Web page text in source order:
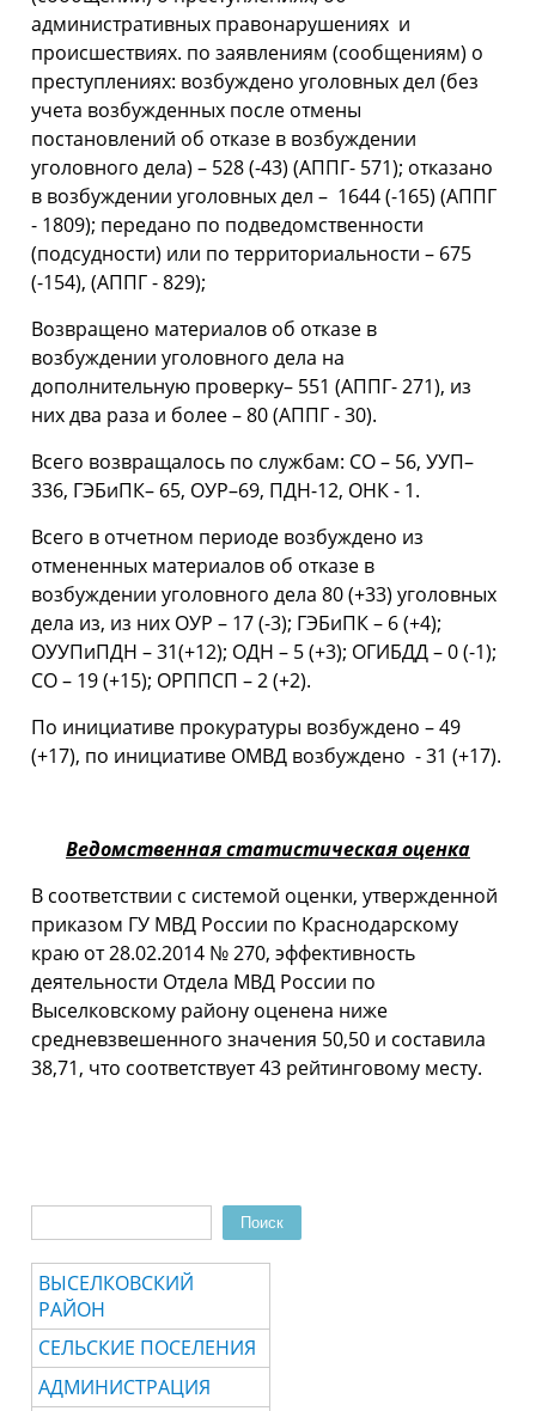
административных правонарушениях и
происшествиях. по заявлениям (сообщениям) о
преступлениях: возбуждено уголовных дел (без
учета возбужденных после отмены
постановлений об отказе в возбуждении
уголовного дела) – 528 (-43) (АППГ- 571); отказано
в возбуждении уголовных дел – 1644 (-165) (АППГ
- 1809); передано по подведомственности
(подсудности) или по территориальности – 675
(-154), (АППГ - 829);
Возвращено материалов об отказе в
возбуждении уголовного дела на
дополнительную проверку– 551 (АППГ- 271), из
них два раза и более – 80 (АППГ - 30).
Всего возвращалось по службам: СО – 56, УУП–
336, ГЭБиПК– 65, ОУР–69, ПДН-12, ОНК - 1.
Всего в отчетном периоде возбуждено из
отмененных материалов об отказе в
возбуждении уголовного дела 80 (+33) уголовных
дела из, из них ОУР – 17 (-3); ГЭБиПК – 6 (+4);
ОУУПиПДН – 31(+12); ОДН – 5 (+3); ОГИБДД – 0 (-1);
СО – 19 (+15); ОРППСП – 2 (+2).
По инициативе прокуратуры возбуждено – 49
(+17), по инициативе ОМВД возбуждено - 31 (+17).
Ведомственная статистическая оценка
В соответствии с системой оценки, утвержденной
приказом ГУ МВД России по Краснодарскому
краю от 28.02.2014 № 270, эффективность
деятельности Отдела МВД России по
Выселковскому району оценена ниже
средневзвешенного значения 50,50 и составила
38,71, что соответствует 43 рейтинговому месту.
Поиск
ВЫСЕЛКОВСКИЙ
РАЙОН
СЕЛЬСКИЕ ПОСЕЛЕНИЯ
АДМИНИСТРАЦИЯ